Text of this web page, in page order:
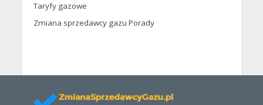
Taryfy gazowe
Zmiana sprzedawcy gazu Porady